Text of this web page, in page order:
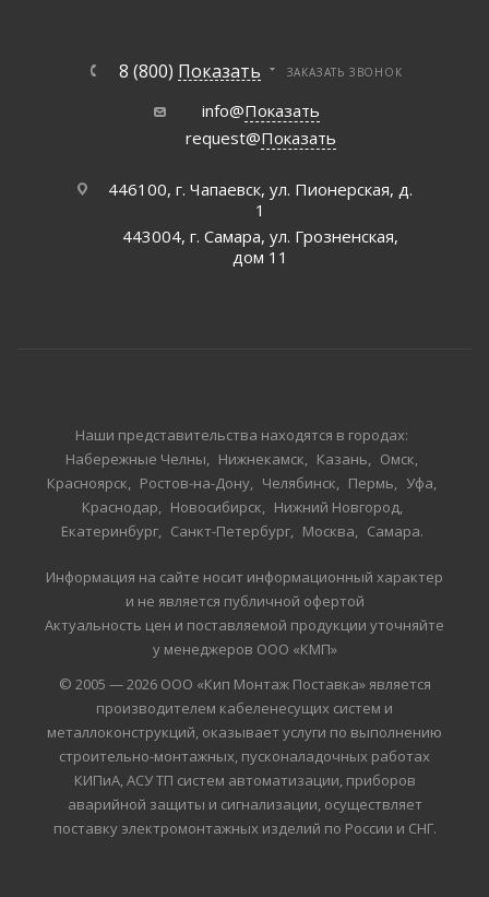
8 (800) Показать ЗАКАЗАТЬ ЗВОНОК
info@Показать
request@Показать
446100, г. Чапаевск, ул. Пионерская, д.
1
443004, г. Самара, ул. Грозненская,
дом 11
Наши представительства находятся в городах:
Набережные Челны
Нижнекамск Казань
Омск
Красноярск
Ростов-на-Дону Челябинск Пермь
Уфа
Краснодар
Новосибирск
Нижний Новгород
Екатеринбург
Санкт-Петербург Москва Самара
Информация на сайте носит информационный характер
и не является публичной офертой
Актуальность цен и поставляемой продукции уточняйте
у менеджеров ООО «КМП»
© 2005 — 2026 ООО «Кип Монтаж Поставка» является
производителем кабеленесущих систем и
металлоконструкций, оказывает услуги по выполнению
строительно-монтажных, пусконаладочных работах
КИПиА, АСУ ТП систем автоматизации, приборов
аварийной защиты и сигнализации, осуществляет
поставку электромонтажных изделий по России и СНГ.